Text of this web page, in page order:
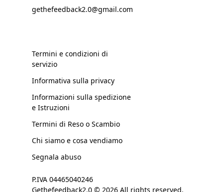
gethefeedback2.0@gmail.com
Termini e condizioni di
servizio
Informativa sulla privacy
Informazioni sulla spedizione
e Istruzioni
Termini di Reso o Scambio
Chi siamo e cosa vendiamo
Segnala abuso
P.IVA 04465040246
Gethefeedback2.0 © 2026 All rights reserved.